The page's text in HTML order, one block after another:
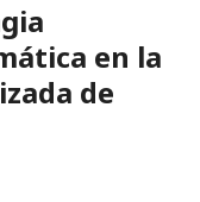
en la
de